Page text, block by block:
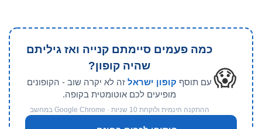
😱
כמה פעמים סיימתם קנייה ואז גיליתם
שהיה קופון?
עם תוסף קופון ישראל זה לא יקרה שוב - הקופונים
מופיעים לכם אוטומטית בקופה.
ההתקנה חינמית ולוקחת 10 שניות · Google Chrome במחשב